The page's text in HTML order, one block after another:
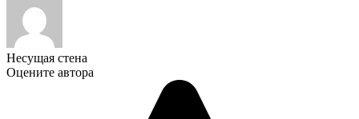
Несущая стена
Оцените автора